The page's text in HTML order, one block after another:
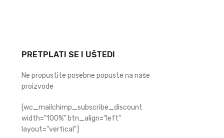
PRETPLATI SE I UŠTEDI
Ne propustite posebne popuste na naše
proizvode
[wc_mailchimp_subscribe_discount
width="100%" btn_align="left"
layout="vertical"]